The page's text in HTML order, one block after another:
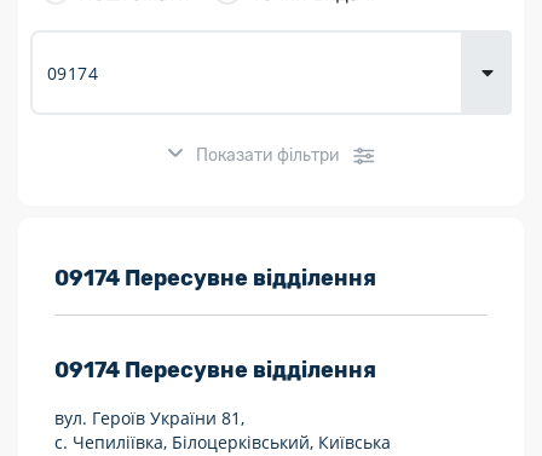
Показати фільтри
Розклад роботи:
Працюють після 19:00
Працюють у вихідні
09174 Пересувне відділення
09174 Пересувне відділення
вул. Героїв України 81,
с. Чепиліївка, Білоцерківський, Київська